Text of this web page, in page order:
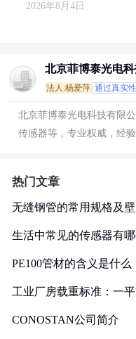
2026年8月4日
北京菲博泰光电科
法人:杨爱萍 通过真实
北京菲博泰光电科技有限
传感器等，专业权威，经验
热门文章
无缝钢管的常用规格及
生活中常见的传感器有
PE100管材的含义是什么
工业厂房载重标准：一
CONOSTAN公司简介